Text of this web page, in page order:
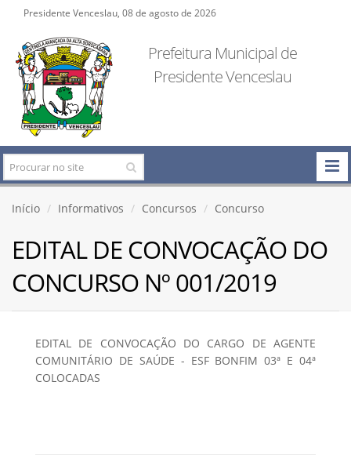
Presidente Venceslau, 08 de agosto de 2026
Prefeitura Municipal de
Presidente Venceslau
Início Informativos Concursos Concurso
EDITAL DE CONVOCAÇÃO DO
CONCURSO Nº 001/2019
EDITAL DE CONVOCAÇÃO DO CARGO DE AGENTE
COMUNITÁRIO DE SAÚDE - ESF BONFIM 03ª E 04ª
COLOCADAS